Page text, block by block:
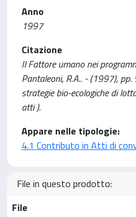
Anno
1997
Citazione
Il Fattore umano nei
Pantaleoni, R.A.. - (1997),
strategie bio-ecologiche di
atti ).
Appare nelle tipologie:
4.1 Contributo in Atti di
File in questo prodotto:
File